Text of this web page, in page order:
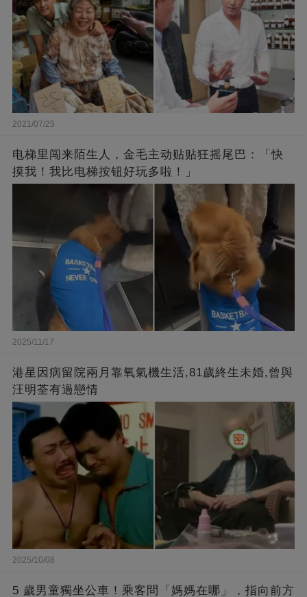
2021/07/25
电梯里闯来陌生人，金毛主动贴贴狂摇尾巴：「快
摸我！我比电梯按钮好玩多啦！」
2025/11/17
港星因病留院兩月靠氧氣機生活,81歲終生未婚,曾與
汪明荃有過戀情
2025/10/08
5 歲男童獨坐公車！乘客問「媽媽在哪」，指向前方